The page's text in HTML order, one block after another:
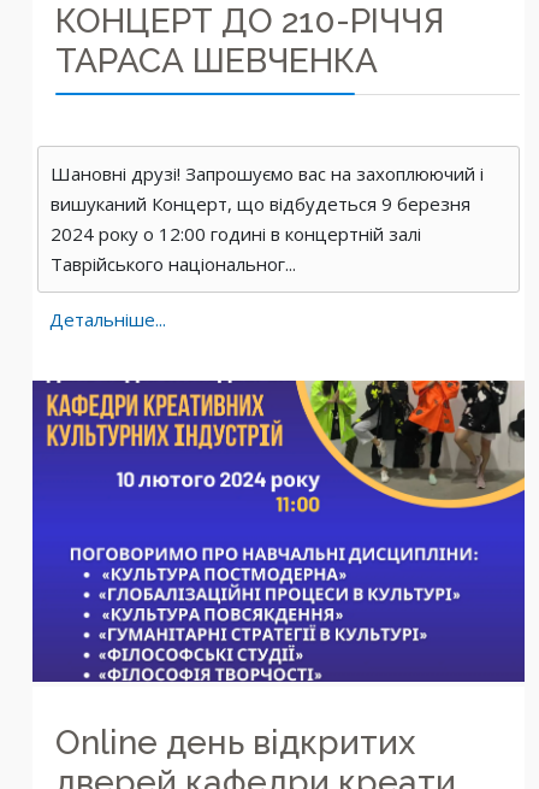
КОНЦЕРТ ДО 210-РІЧЧЯ
ТАРАСА ШЕВЧЕНКА
Шановні друзі! Запрошуємо вас на захоплюючий і
вишуканий Концерт, що відбудеться 9 березня
2024 року о 12:00 годині в концертній залі
Таврійського національног...
Детальніше...
Оnline день відкритих